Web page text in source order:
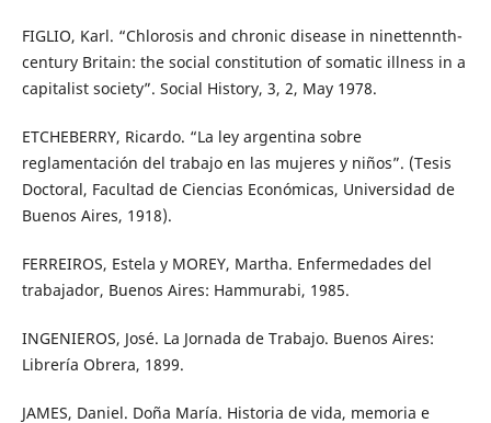
FIGLIO, Karl. “Chlorosis and chronic disease in ninettennth-
century Britain: the social constitution of somatic illness in a
capitalist society”. Social History, 3, 2, May 1978.
ETCHEBERRY, Ricardo. “La ley argentina sobre
reglamentación del trabajo en las mujeres y niños”. (Tesis
Doctoral, Facultad de Ciencias Económicas, Universidad de
Buenos Aires, 1918).
FERREIROS, Estela y MOREY, Martha. Enfermedades del
trabajador, Buenos Aires: Hammurabi, 1985.
INGENIEROS, José. La Jornada de Trabajo. Buenos Aires:
Librería Obrera, 1899.
JAMES, Daniel. Doña María. Historia de vida, memoria e